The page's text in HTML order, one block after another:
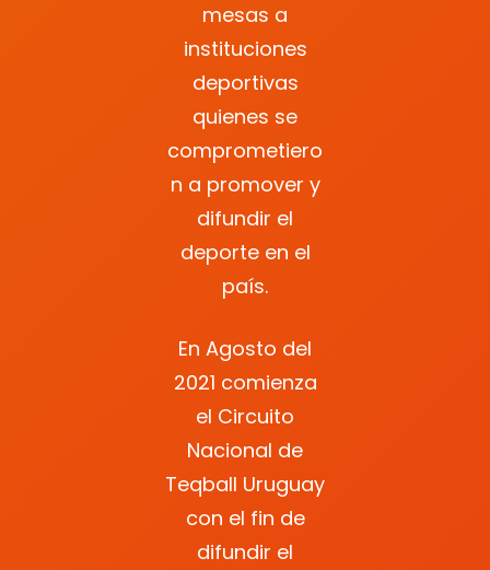
mesas a
instituciones
deportivas
quienes se
comprometiero
n a promover y
difundir el
deporte en el
país.
En Agosto del
2021 comienza
el Circuito
Nacional de
Teqball Uruguay
con el fin de
difundir el